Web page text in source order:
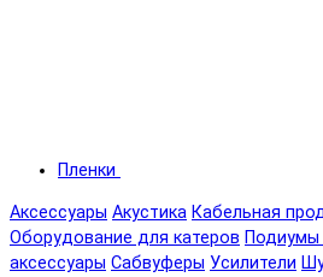
Пленки
Аксессуары Акустика Кабельная
Оборудование для катеров Подиумы
аксессуары Сабвуферы Усилители